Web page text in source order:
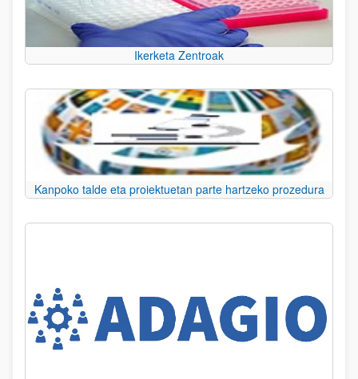
Ikerketa Zentroak
Kanpoko talde eta proiektuetan parte hartzeko prozedura